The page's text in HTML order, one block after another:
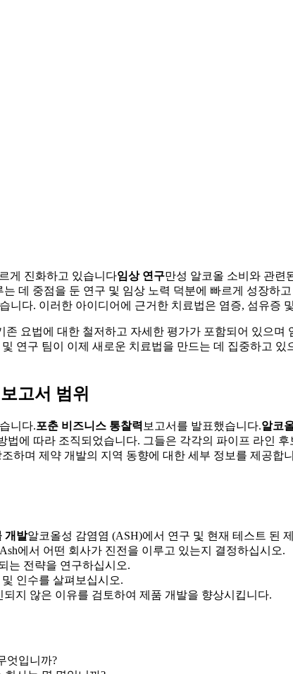
게 진화하고 있습니다임상 연구만성 알코올 소비와 관련
데 중점을 둔 연구 및 임상 노력 덕분에 빠르게 성장하
니다. 이러한 아이디어에 근거한 치료법은 염증, 섬유증
요법에 대한 철저하고 자세한 평가가 포함되어 있으
연구 팀이 이제 새로운 치료법을 만드는 데 집중하고
고서 범위
니다.포춘 비즈니스 통찰력 보고서를 발표했습니다.알코
에 따라 조직되었습니다. 그들은 각각의 파이프 라인
하며 제약 개발의 지역 동향에 대한 세부 정보를 제공합
개발알코올성 감염염 (ASH)에서 연구 및 현재 테스트 된
에서 어떤 회사가 진전을 이루고 있는지 결정하십시오.
는 전략을 연구하십시오.
인수를 살펴보십시오.
지 않은 이유를 검토하여 제품 개발을 향상시킵니다.
엇입니까?